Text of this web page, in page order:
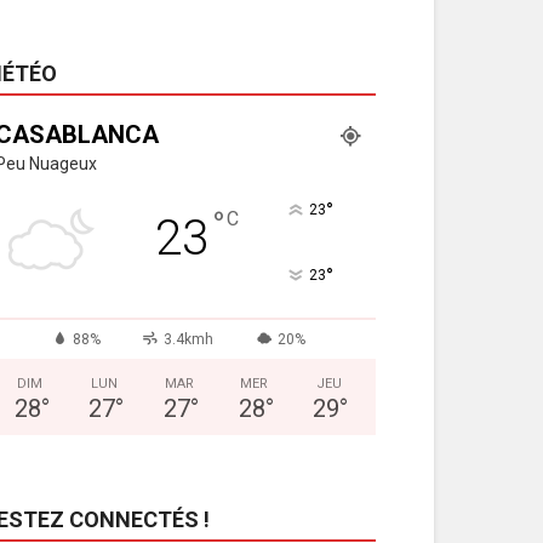
Nuageux
23 °C 23°
23°
88% 3.4kmh 20%
DIM
28°
LUN
27°
MAR
27°
MER
28°
JEU
29°
CONNECTÉS !